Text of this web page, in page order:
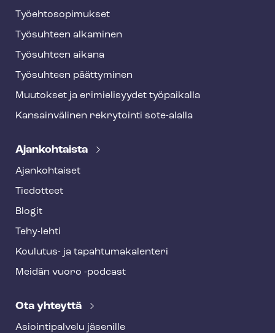
Työ­eh­to­so­pi­muk­set
Työsuhteen alkaminen
Työsuhteen aikana
Työsuhteen päättyminen
Muutokset ja erimielisyydet työpaikalla
Kansainvälinen rekrytointi sote-alalla
Ajankohtaista
Ajankohtaiset
Tiedotteet
Blogit
Tehy-lehti
Koulutus- ja ta­pah­tu­ma­ka­len­te­ri
Meidän vuoro -podcast
Ota yhteyttä
Asioin­ti­pal­ve­lu jäsenille